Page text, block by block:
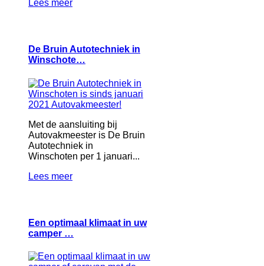
Lees meer
De Bruin Autotechniek in
Winschote…
Met de aansluiting bij
Autovakmeester is De Bruin
Autotechniek in
Winschoten per 1 januari...
Lees meer
Een optimaal klimaat in uw
camper …